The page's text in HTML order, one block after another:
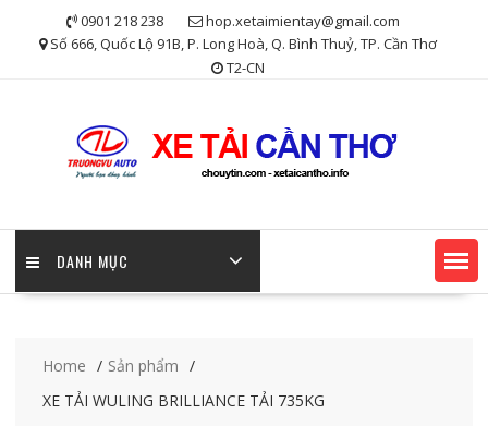
0901 218 238
hop.xetaimientay@gmail.com
Số 666, Quốc Lộ 91B, P. Long Hoà, Q. Bình Thuỷ, TP. Cần Thơ
T2-CN
DANH MỤC
Home
Sản phẩm
XE TẢI WULING BRILLIANCE TẢI 735KG